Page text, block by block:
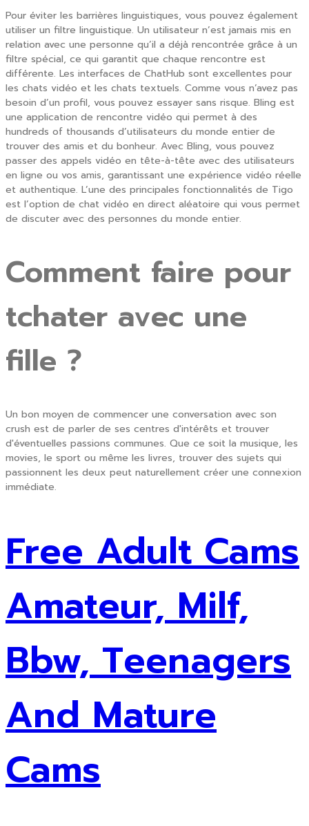
Pour éviter les barrières linguistiques, vous pouvez également
utiliser un filtre linguistique. Un utilisateur n’est jamais mis en
relation avec une personne qu’il a déjà rencontrée grâce à un
filtre spécial, ce qui garantit que chaque rencontre est
différente. Les interfaces de ChatHub sont excellentes pour
les chats vidéo et les chats textuels. Comme vous n’avez pas
besoin d’un profil, vous pouvez essayer sans risque. Bling est
une application de rencontre vidéo qui permet à des
hundreds of thousands d’utilisateurs du monde entier de
trouver des amis et du bonheur. Avec Bling, vous pouvez
passer des appels vidéo en tête-à-tête avec des utilisateurs
en ligne ou vos amis, garantissant une expérience vidéo réelle
et authentique. L’une des principales fonctionnalités de Tigo
est l’option de chat vidéo en direct aléatoire qui vous permet
de discuter avec des personnes du monde entier.
Comment faire pour
tchater avec une
fille ?
Un bon moyen de commencer une conversation avec son
crush est de parler de ses centres d'intérêts et trouver
d'éventuelles passions communes. Que ce soit la musique, les
movies, le sport ou même les livres, trouver des sujets qui
passionnent les deux peut naturellement créer une connexion
immédiate.
Post
navigation
Free Adult Cams
Amateur, Milf,
Bbw, Teenagers
And Mature
Cams